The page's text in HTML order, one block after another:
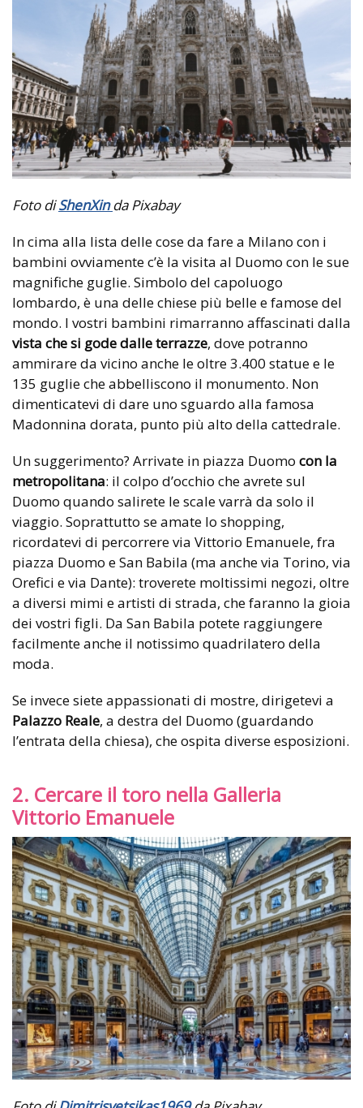
Foto diShenXinda Pixabay
In cima alla lista delle cose da fare a Milano con i
bambini ovviamente c’è la visita al Duomo con le sue
magnifiche guglie. Simbolo del capoluogo
lombardo, è una delle chiese più belle e famose del
mondo. I vostri bambini rimarranno affascinati dalla
vista che si gode dalle terrazze, dove potranno
ammirare da vicino anche le oltre 3.400 statue e le
135 guglie che abbelliscono il monumento. Non
dimenticatevi di dare uno sguardo alla famosa
Madonnina dorata, punto più alto della cattedrale.
Un suggerimento? Arrivate in piazza Duomo con la
metropolitana: il colpo d’occhio che avrete sul
Duomo quando salirete le scale varrà da solo il
viaggio. Soprattutto se amate lo shopping,
ricordatevi di percorrere via Vittorio Emanuele, fra
piazza Duomo e San Babila (ma anche via Torino, via
Orefici e via Dante): troverete moltissimi negozi, oltre
a diversi mimi e artisti di strada, che faranno la gioia
dei vostri figli. Da San Babila potete raggiungere
facilmente anche il notissimo quadrilatero della
moda.
Se invece siete appassionati di mostre, dirigetevi a
Palazzo Reale, a destra del Duomo (guardando
l’entrata della chiesa), che ospita diverse esposizioni.
2. Cercare il toro nella Galleria
Vittorio Emanuele